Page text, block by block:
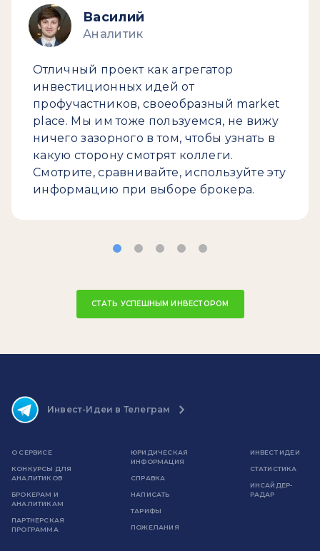
Василий
Аналитик
Отличный проект как агрегатор
инвестиционных идей от
профучастников, своеобразный market
place. Мы им тоже пользуемся, не вижу
ничего зазорного в том, чтобы узнать в
какую сторону смотрят коллеги.
Смотрите, сравнивайте, используйте эту
информацию при выборе брокера.
СТАТЬ УСПЕШНЫМ ИНВЕСТОРОМ
Инвест-Идеи в Телеграм
О СЕРВИСЕ
КОНКУРСЫ ДЛЯ
АНАЛИТИКОВ
БРОКЕРАМ И
АНАЛИТИКАМ
ПАРТНЕРСКАЯ
ПРОГРАММА
ЮРИДИЧЕСКАЯ
ИНФОРМАЦИЯ
СПРАВКА
НАПИСАТЬ
ТАРИФЫ
ПОЖЕЛАНИЯ
ИНВЕСТ ИДЕИ
СТАТИСТИКА
ИНСАЙДЕР-
РАДАР